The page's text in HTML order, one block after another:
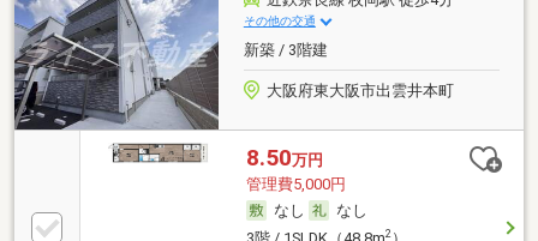
その他の交通
新築 / 3階建
大阪府東大阪市出雲井本町
8.50万円
管理費5,000円
なし
なし
2